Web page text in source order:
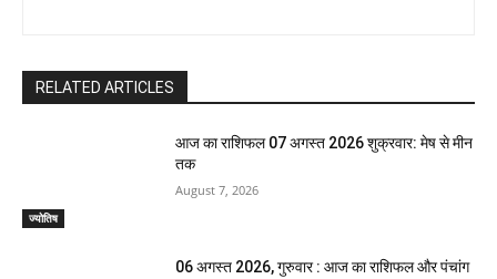
RELATED ARTICLES
ज्योतिष
आज का राशिफल 07 अगस्त 2026 शुक्रवार: मेष से मीन
तक
August 7, 2026
06 अगस्त 2026, गुरुवार : आज का राशिफल और पंचांग